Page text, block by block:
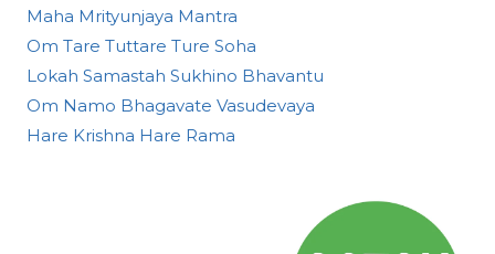
Maha Mrityunjaya Mantra
Om Tare Tuttare Ture Soha
Lokah Samastah Sukhino Bhavantu
Om Namo Bhagavate Vasudevaya
Hare Krishna Hare Rama